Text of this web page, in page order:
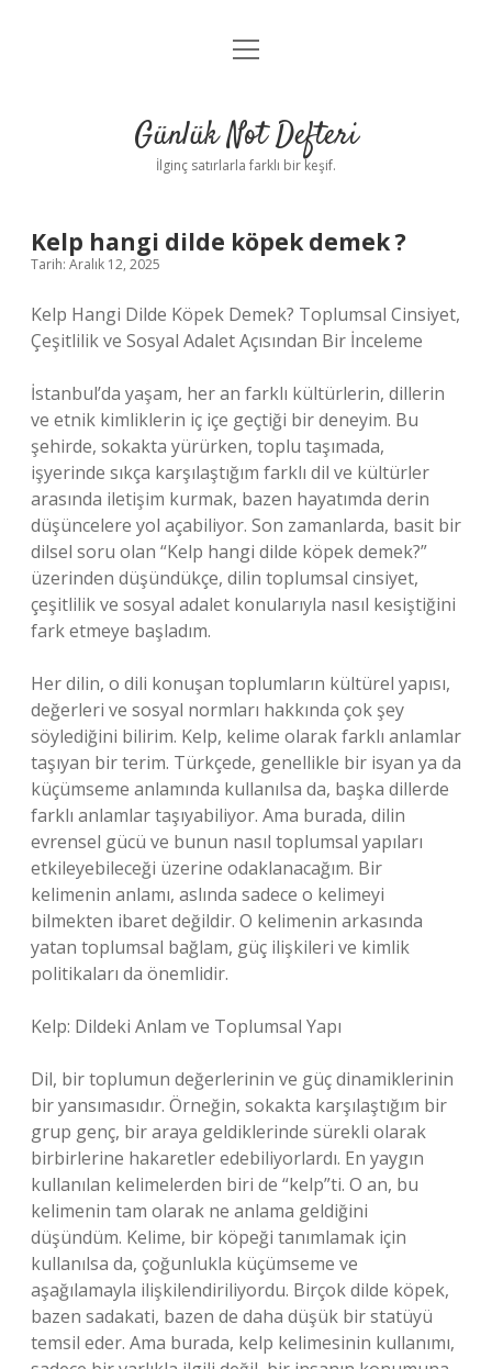
Anasayfa
Yasal Uyarı
menüyü
Günlük Not Defteri
İlginç satırlarla farklı bir keşif.
Kelp hangi dilde köpek demek ?
Tarih: Aralık 12, 2025
Kelp Hangi Dilde Köpek Demek? Toplumsal Cinsiyet,
Çeşitlilik ve Sosyal Adalet Açısından Bir İnceleme
İstanbul’da yaşam, her an farklı kültürlerin, dillerin
ve etnik kimliklerin iç içe geçtiği bir deneyim. Bu
şehirde, sokakta yürürken, toplu taşımada,
işyerinde sıkça karşılaştığım farklı dil ve kültürler
arasında iletişim kurmak, bazen hayatımda derin
düşüncelere yol açabiliyor. Son zamanlarda, basit bir
dilsel soru olan “Kelp hangi dilde köpek demek?”
üzerinden düşündükçe, dilin toplumsal cinsiyet,
çeşitlilik ve sosyal adalet konularıyla nasıl kesiştiğini
fark etmeye başladım.
Her dilin, o dili konuşan toplumların kültürel yapısı,
değerleri ve sosyal normları hakkında çok şey
söylediğini bilirim. Kelp, kelime olarak farklı anlamlar
taşıyan bir terim. Türkçede, genellikle bir isyan ya da
küçümseme anlamında kullanılsa da, başka dillerde
farklı anlamlar taşıyabiliyor. Ama burada, dilin
evrensel gücü ve bunun nasıl toplumsal yapıları
etkileyebileceği üzerine odaklanacağım. Bir
kelimenin anlamı, aslında sadece o kelimeyi
bilmekten ibaret değildir. O kelimenin arkasında
yatan toplumsal bağlam, güç ilişkileri ve kimlik
politikaları da önemlidir.
Kelp: Dildeki Anlam ve Toplumsal Yapı
Dil, bir toplumun değerlerinin ve güç dinamiklerinin
bir yansımasıdır. Örneğin, sokakta karşılaştığım bir
grup genç, bir araya geldiklerinde sürekli olarak
birbirlerine hakaretler edebiliyorlardı. En yaygın
kullanılan kelimelerden biri de “kelp”ti. O an, bu
kelimenin tam olarak ne anlama geldiğini
düşündüm. Kelime, bir köpeği tanımlamak için
kullanılsa da, çoğunlukla küçümseme ve
aşağılamayla ilişkilendiriliyordu. Birçok dilde köpek,
bazen sadakati, bazen de daha düşük bir statüyü
temsil eder. Ama burada, kelp kelimesinin kullanımı,